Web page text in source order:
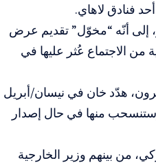
فنادق لاهاي.
إلى أنّه “مخوّل” تقديم عرض
الاجتماع عُثر عليها في
هدّد خان في نيسان/أبريل
وستنسحب منها في حال إصدار
الأميركي، من بينهم وزير الخارجية